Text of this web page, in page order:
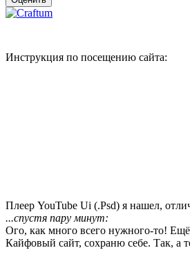
Инструкция по посещению сайта:
Плеер YouTube Ui (.Psd) я нашел,
...спустя пару минут:
Ого, как много всего нужного-то!
Кайфовый сайт, сохраню себе. Так, а